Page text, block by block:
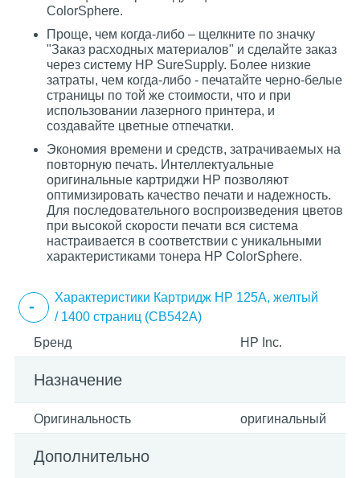
ColorSphere.
Проще, чем когда-либо – щелкните по значку
"Заказ расходных материалов" и сделайте заказ
через систему HP SureSupply. Более низкие
затраты, чем когда-либо - печатайте черно-белые
страницы по той же стоимости, что и при
использовании лазерного принтера, и
создавайте цветные отпечатки.
Экономия времени и средств, затрачиваемых на
повторную печать. Интеллектуальные
оригинальные картриджи HP позволяют
оптимизировать качество печати и надежность.
Для последовательного воспроизведения цветов
при высокой скорости печати вся система
настраивается в соответствии с уникальными
характеристиками тонера HP ColorSphere.
Характеристики Картридж HP 125A, желтый
/ 1400 страниц (CB542A)
Бренд
HP Inc.
Назначение
Оригинальность оригинальный
Дополнительно